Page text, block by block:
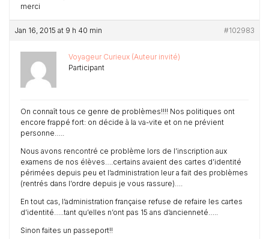
merci
Jan 16, 2015 at 9 h 40 min #102983
Voyageur Curieux (Auteur invité)
Participant
On connaît tous ce genre de problèmes!!!! Nos politiques ont
encore frappé fort: on décide à la va-vite et on ne prévient
personne…..
Nous avons rencontré ce problème lors de l’inscription aux
examens de nos élèves….certains avaient des cartes d’identité
périmées depuis peu et l’administration leur a fait des problèmes
(rentrés dans l’ordre depuis je vous rassure)….
En tout cas, l’administration française refuse de refaire les cartes
d’identité…..tant qu’elles n’ont pas 15 ans d’ancienneté…..
Sinon faites un passeport!!